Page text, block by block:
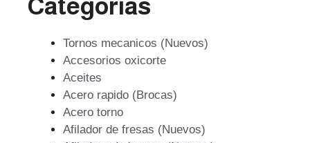
Categorías
Tornos mecanicos (Nuevos)
Accesorios oxicorte
Aceites
Acero rapido (Brocas)
Acero torno
Afilador de fresas (Nuevos)